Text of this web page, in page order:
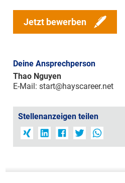
Jetzt bewerben
Deine Ansprechperson
Thao Nguyen
E-Mail: start@hayscareer.net
Stellenanzeigen teilen